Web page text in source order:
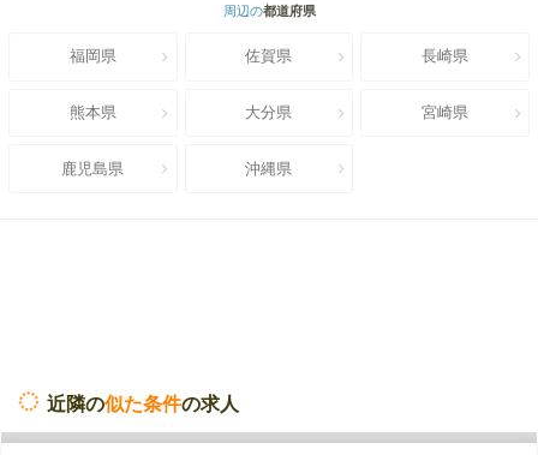
周辺の都道府県
福岡県 佐賀県 長崎県
熊本県 大分県 宮崎県
鹿児島県 沖縄県
近隣の似た条件の求人